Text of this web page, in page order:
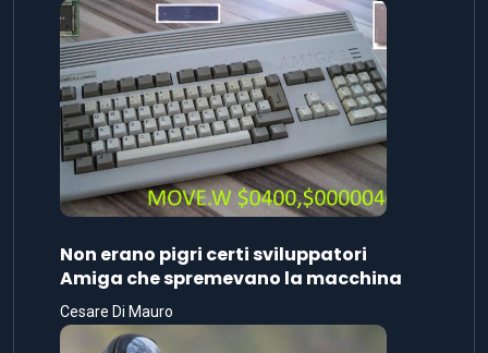
Non erano pigri certi sviluppatori
Amiga che spremevano la macchina
Cesare Di Mauro